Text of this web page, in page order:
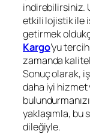
indirebilirsiniz.
etkili lojistik ile
getirmek
Kargo‘yu
zamanda
Sonuç olarak,
daha iyi hizmet
yaklaşımla, bu
dileğiyle.